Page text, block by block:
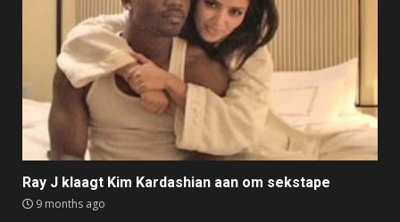
Ray J klaagt Kim Kardashian aan om sekstape
9 months ago